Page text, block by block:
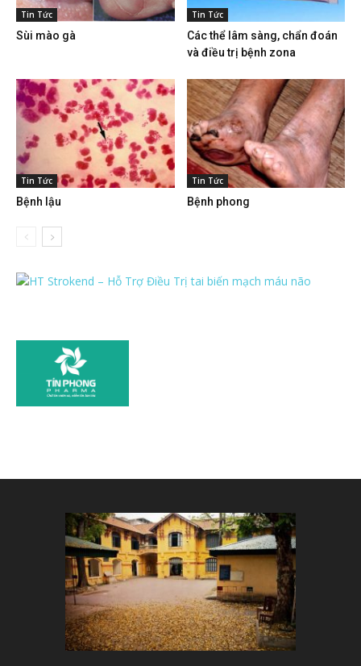
Tin Tức
Sùi mào gà
Tin Tức
Các thể lâm sàng, chẩn đoán
và điều trị bệnh zona
Tin Tức
Bệnh lậu
Tin Tức
Bệnh phong